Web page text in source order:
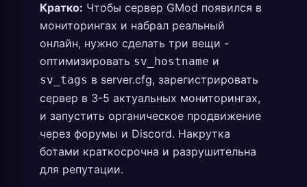
Кратко: Чтобы сервер GMod появился в
мониторингах и набрал реальный
онлайн, нужно сделать три вещи -
оптимизировать sv_hostname и
sv_tags в server.cfg, зарегистрировать
сервер в 3-5 актуальных мониторингах,
и запустить органическое продвижение
через форумы и Discord. Накрутка
ботами краткосрочна и разрушительна
для репутации.